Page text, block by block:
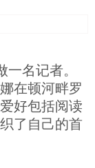
名记者。
在顿河畔罗
好包括阅读
了自己的首